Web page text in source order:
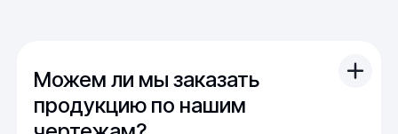
Можем ли мы заказать
продукцию по нашим